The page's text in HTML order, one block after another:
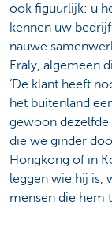
ook figuurlijk: u
kennen uw
nauwe
Eraly, algemeen
‘De klant heeft
het buitenland
gewoon dezelfde
die we ginder
Hongkong of in
leggen wie hij is,
mensen die hem